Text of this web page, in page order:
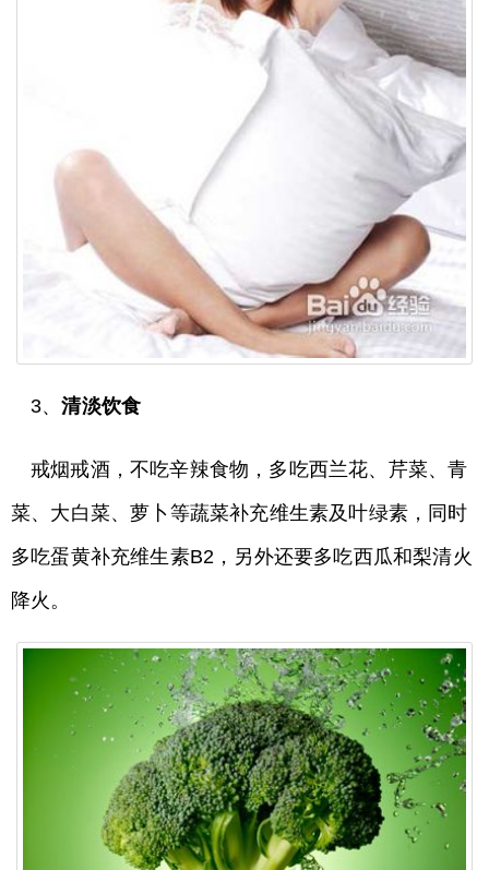
3、清淡饮食
戒烟戒酒，不吃辛辣食物，多吃西兰花、芹菜、青
菜、大白菜、萝卜等蔬菜补充维生素及叶绿素，同时
多吃蛋黄补充维生素B2，另外还要多吃西瓜和梨清火
降火。